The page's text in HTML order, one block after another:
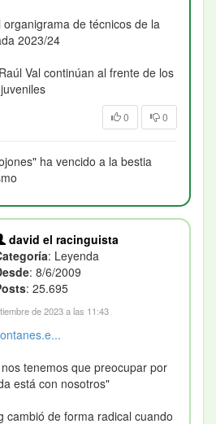
de técnicos de la
2023/24
Val continúan al frente de los
0 0
ha vencido a la bestia
david el racinguista
: Leyenda
: 8/6/2009
: 25.695
de 2023 a las 11:43
tenemos que preocupar por
está con nosotros"
cambió de forma radical cuando